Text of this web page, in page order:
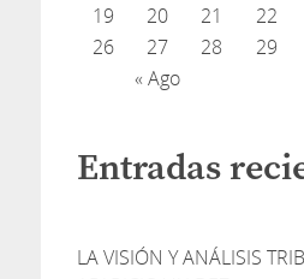
« Ago
19
20 21 22
26
27 28 29
Entradas
LA VISIÓN Y ANÁLISIS